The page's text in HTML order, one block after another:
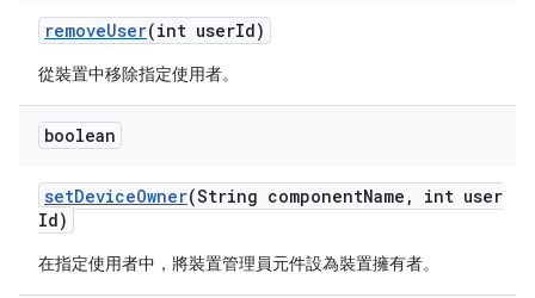
removeUser(int userId)
從裝置中移除指定使用者。
boolean
setDeviceOwner(String componentName ,
int user
Id)
在指定使用者中，將裝置管理員元件設為裝置擁有者。